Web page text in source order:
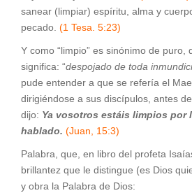
sanear (limpiar) espíritu, alma y
pecado. (1 Tesa. 5:23)
Y como “limpio” es sinónimo de puro,
significa: “despojado de toda
pude entender a que se refería el
dirigiéndose a sus discípulos, antes
dijo: Ya vosotros estáis limpios por
hablado. (Juan, 15:3)
Palabra, que, en libro del profeta
brillantez que le distingue (es Dios
y obra la Palabra de Dios: